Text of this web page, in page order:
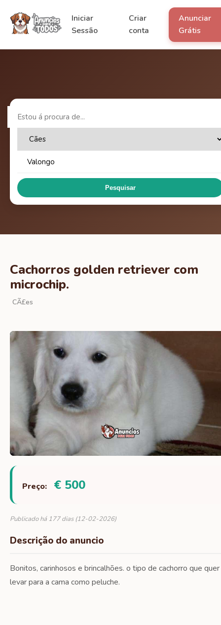
Iniciar
Sessão
Criar
conta
Anunciar
Grátis
Pesquisar
Cachorros golden retriever com
microchip.
CÃ£es
Preço: € 500
Publicado há 177 dias (12-02-2026)
Descrição do anuncio
Bonitos, carinhosos e brincalhões. o tipo de cachorro que quer
levar para a cama como peluche.